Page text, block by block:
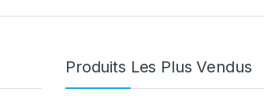
Produits Les Plus Vendus